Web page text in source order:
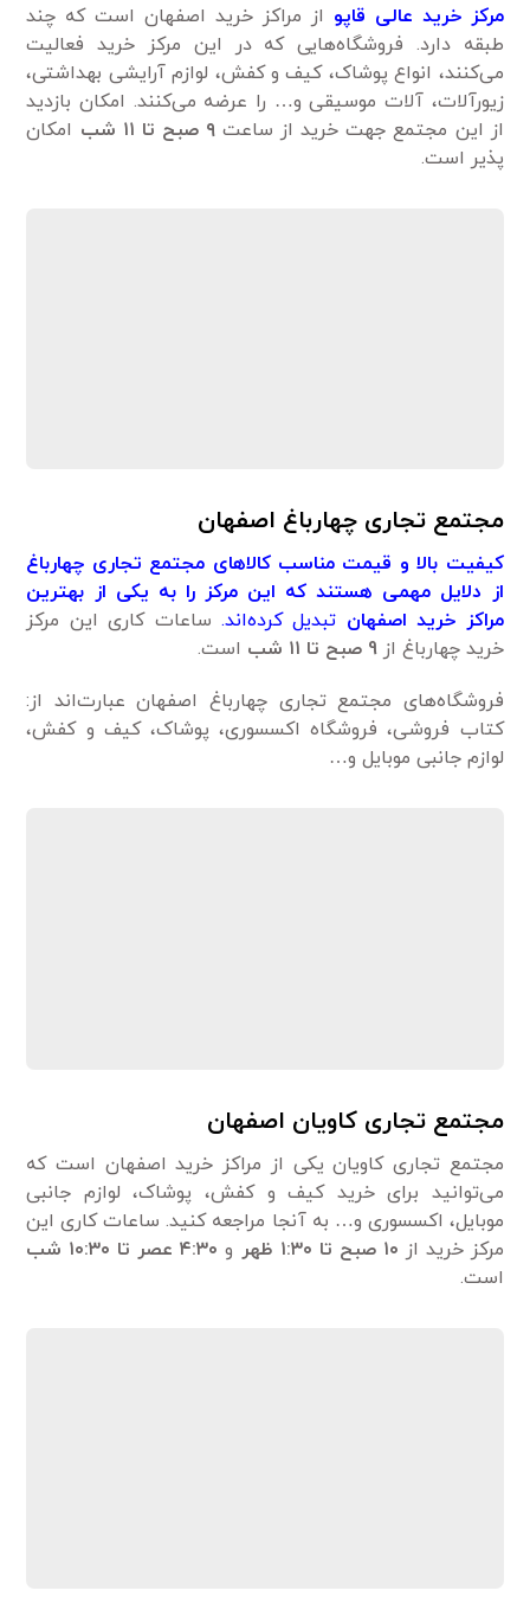
مرکز خرید عالی قاپو از مراکز خرید اصفهان است که چند
طبقه دارد. فروشگاه‌هایی که در این مرکز خرید فعالیت
می‌کنند، انواع پوشاک، کیف و کفش، لوازم آرایشی بهداشتی،
زیورآلات، آلات موسیقی و… را عرضه می‌کنند. امکان بازدید
از این مجتمع جهت خرید از ساعت۹ صبح تا ۱۱ شب
امکان
پذیر است.
مجتمع تجاری چهارباغ اصفهان
کیفیت بالا و قیمت مناسب کالاهای مجتمع تجاری چهارباغ
از دلایل مهمی هستند که این مرکز را به یکی از بهترین
مراکز خرید اصفهان تبدیل کرده‌اند. ساعات کاری این مرکز
خرید چهارباغ از 9 صبح تا ۱۱ شب
است.
فروشگاه‌های مجتمع تجاری چهارباغ اصفهان عبارت‌اند از:
کتاب فروشی، فروشگاه اکسسوری، پوشاک، کیف و کفش،
لوازم جانبی موبایل و…
مجتمع تجاری کاویان اصفهان
مجتمع تجاری کاویان یکی از مراکز خرید اصفهان است که
می‌توانید برای خرید کیف و کفش، پوشاک، لوازم جانبی
موبایل، اکسسوری و… به آنجا مراجعه کنید. ساعات کاری این
مرکز خرید از ۱۰ صبح تا ۱:۳۰ ظهر و ۴:۳۰ عصر تا ۱۰:۳۰ شب
است.